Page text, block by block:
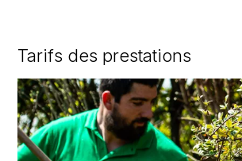
Tarifs des prestations